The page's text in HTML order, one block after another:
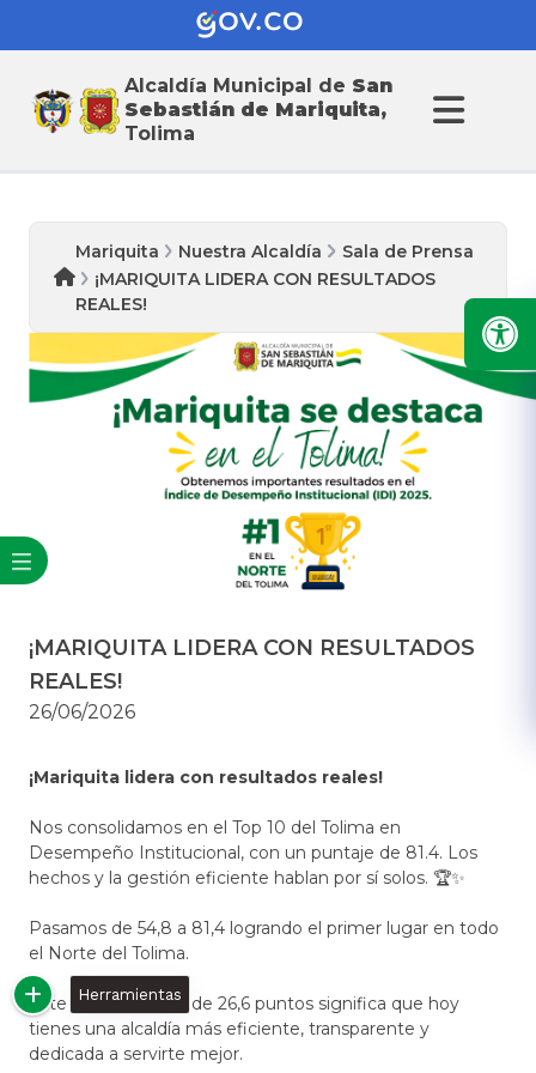
Alcaldía Municipal de San
Sebastián de Mariquita,
Tolima
Mariquita Nuestra Alcaldía
Sala de Prensa
¡MARIQUITA LIDERA CON RESULTADOS
REALES!
¡MARIQUITA LIDERA CON RESULTADOS
REALES!
26/06/2026
¡Mariquita lidera con resultados reales!
Nos consolidamos en el Top 10 del Tolima en
Desempeño Institucional, con un puntaje de 81.4. Los
hechos y la gestión eficiente hablan por sí solos. 🏆✨
Pasamos de 54,8 a 81,4 logrando el primer lugar en todo
el Norte del Tolima.
Este salto histórico de 26,6 puntos significa que hoy
tienes una alcaldía más eficiente, transparente y
dedicada a servirte mejor.
Herramientas